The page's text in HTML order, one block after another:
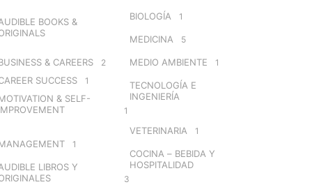
BOOKS &
& CAREERS 2
SUCCESS 1
& SELF-
1
LIBROS Y
BIOLOGÍA 1
MEDICINA 5
MEDIO AMBIENTE 1
TECNOLOGÍA E
INGENIERÍA
1
VETERINARIA 1
COCINA – BEBIDA Y
HOSPITALIDAD
3